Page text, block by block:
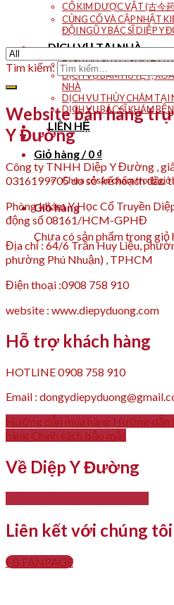
CỔ KIM DƯỢC VẬT (古今
CỦNG CỐ VÀ CẬP NHẬT
ĐỘI NGŨ Y BÁC SĨ DIỆP Y
DỊCH VỤ TẠI NHÀ
DỊCH VỤ CHÂM CỨU TẠI
DỊCH VỤ BẤM HUYỆT,
NHÀ
DỊCH VỤ THỦY CHÂM TẠI
DỊCH VỤ BÁC SĨ KHÁM
LIÊN HỆ
Giỏ hàng /0 ₫
Chưa có sản phẩm trong giỏ
Giỏ hàng
Chưa có sản phẩm trong giỏ
Tìm kiếm:
Website bán hàng
Y Đường
Công ty TNHH Diệp Y Đường ,
0316199705 do sở kế hoạch đầu
Phòng khám Y Học Cổ Truyền
động số 08161/HCM-GPHĐ
Địa chỉ : 64/6 Trần Huy Liệu,
phường Phú Nhuận) , TPHCM
Điện thoại :0908 758 910
website : www.diepyduong.com
Hỗ trợ khách hàng
HOTLINE 0908 758 910
Email :
Hướng dẫn mua hàng Hướng dẫn
hàng Chính sách bảo mật
Về Diệp Y Đường
Liên kết với chúng tôi
FB FANPAGE